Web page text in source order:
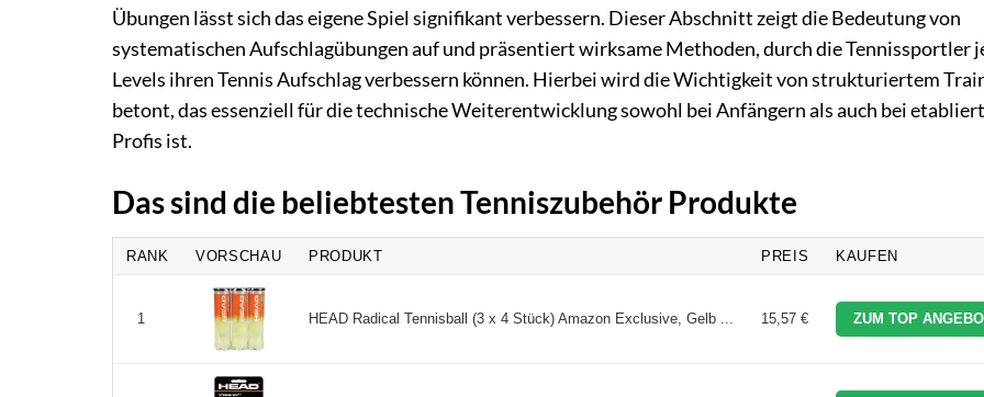
Übungen lässt sich das eigene Spiel signifikant verbessern. Dieser Abschnitt zeigt die Bedeutung von
systematischen Aufschlagübungen auf und präsentiert wirksame Methoden, durch die Tennissportler
Levels ihren Tennis Aufschlag verbessern können. Hierbei wird die Wichtigkeit von strukturiertem
betont, das essenziell für die technische Weiterentwicklung sowohl bei Anfängern als auch bei
Profis ist.
Das sind die beliebtesten Tenniszubehör Produkte
RANK VORSCHAU PRODUKT PREIS KAUFEN
1 HEAD Radical Tennisball (3 x 4 Stück) Amazon Exclusive, Gelb ... 15,57 € ZUM TOP